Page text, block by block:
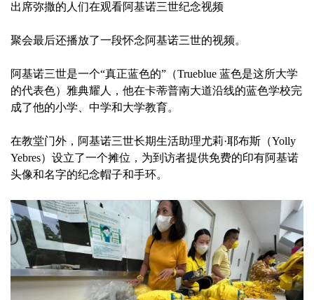
出席弥撒的人们在观看阿基诺三世纪念视频
聚会最后还播放了一段怀念阿基诺三世的视频。
阿基诺三世是一个“真正蓝色的”（Trueblue 蓝色是这所大学
的代表色）雅典耀人，他在卡蒂普南大道沿线的蓝色学校完
成了他的小学、中学和大学教育。
在教堂门外，阿基诺三世长期生活助理尤莉·耶布斯（Yolly
Yebres）设立了一个摊位，为到访者提供免费的印有阿基诺
头像和名字的纪念帽子和手环。